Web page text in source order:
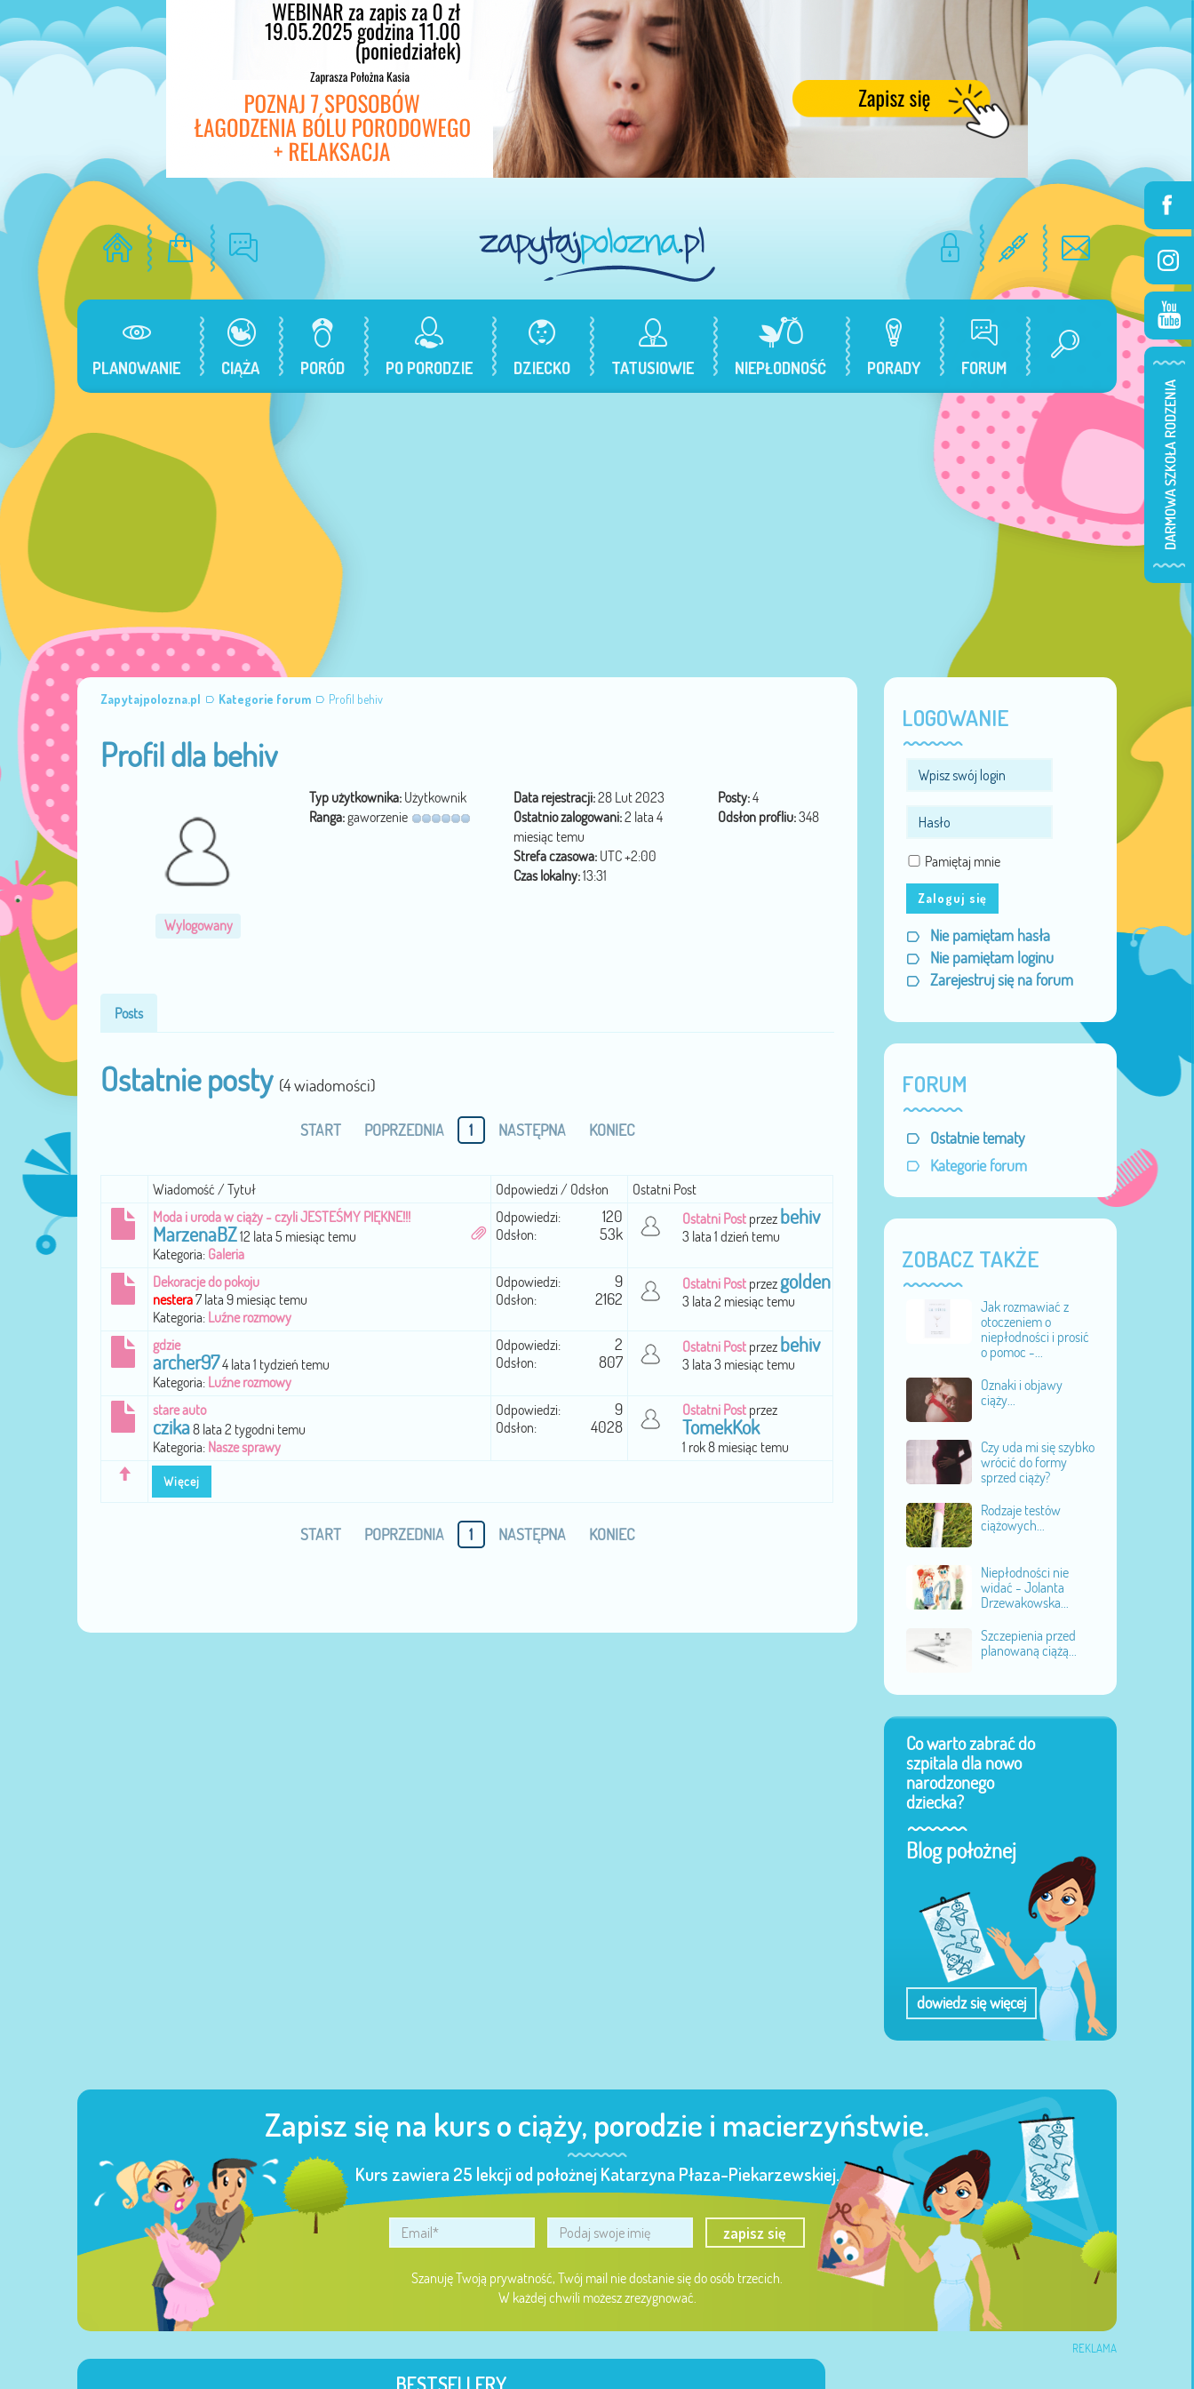
PLANOWANIE CIĄŻA PORÓD PO PORODZIE DZIECKO TATUSIOWIE NIEPŁODNOŚĆ PORADY FORUM
Zapytajpolozna.pl Kategorie forum Profil behiv
Profil dla behiv
Wylogowany
Typ użytkownika: Użytkownik
Ranga:gaworzenie
Data rejestracji:28 Lut 2023
Ostatnio zalogowani:2 lata 4
miesiąc temu
Strefa czasowa: UTC +2:00
Czas lokalny:13:31
Posty:4
Odsłon profliu:348
Posts
Ostatnie posty (4 wiadomości)
START POPRZEDNIA 1 NASTĘPNA KONIEC
Wiadomość / Tytuł Odpowiedzi / Odsłon Ostatni Post
Więcej
Moda i uroda w ciąży - czyli JESTEŚMY PIĘKNE!!!
MarzenaBZ12 lata 5 miesiąc temu
Kategoria: Galeria
Odpowiedzi: 120
Odsłon: 53k
Ostatni Post przez behiv
3 lata 1 dzień temu
Dekoracje do pokoju
nestera7 lata 9 miesiąc temu
Kategoria: Luźne rozmowy
Odpowiedzi: 9
Odsłon: 2162
Ostatni Post przez golden
3 lata 2 miesiąc temu
gdzie
archer974 lata 1 tydzień temu
Kategoria: Luźne rozmowy
Odpowiedzi: 2
Odsłon: 807
Ostatni Post przez behiv
3 lata 3 miesiąc temu
stare auto
czika8 lata 2 tygodni temu
Kategoria: Nasze sprawy
Odpowiedzi: 9
Odsłon: 4028
Ostatni Post przez
TomekKok
1 rok 8 miesiąc temu
START POPRZEDNIA 1 NASTĘPNA KONIEC
LOGOWANIE
Pamiętaj mnie
Zaloguj się
Nie pamiętam hasła
Nie pamiętam loginu
Zarejestruj się na forum
FORUM
Ostatnie tematy
Kategorie forum
ZOBACZ TAKŻE
Jak rozmawiać z
otoczeniem o
niepłodności i prosić
o pomoc -...
Oznaki i objawy
ciąży...
Czy uda mi się szybko
wrócić do formy
sprzed ciąży?
Rodzaje testów
ciążowych...
Niepłodności nie
widać - Jolanta
Drzewakowska...
Szczepienia przed
planowaną ciążą...
Co warto zabrać do
szpitala dla nowo
narodzonego
dziecka?
Blog położnej
dowiedz się więcej
Zapisz się na kurs o ciąży, porodzie i macierzyństwie.
Kurs zawiera 25 lekcji od położnej Katarzyna Płaza-Piekarzewskiej.
zapisz się
Szanuję Twoją prywatność, Twój mail nie dostanie się do osób trzecich.
W każdej chwili możesz zrezygnować.
REKLAMA
BESTSELLERY